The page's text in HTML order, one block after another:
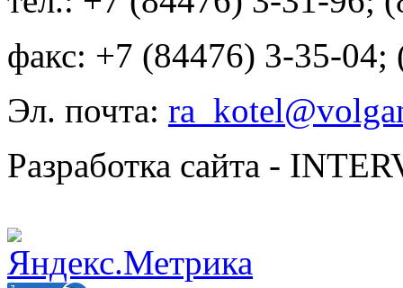
факс: +7 (84476) 3-35-04;
Эл. почта:
Разработка сайта -